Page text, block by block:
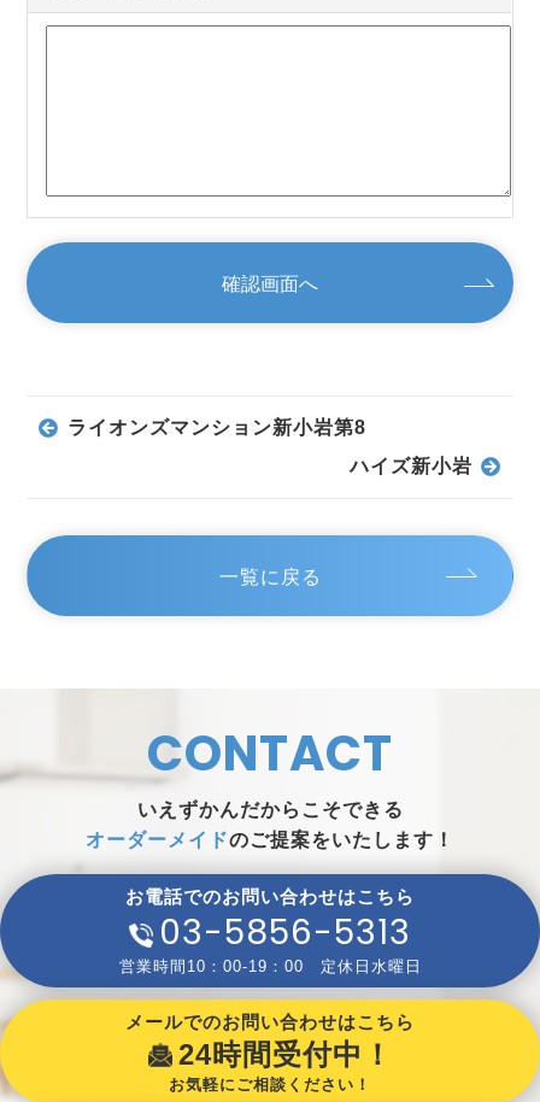
ライオンズマンション新小岩第8
ハイズ新小岩
一覧に戻る
CONTACT
いえずかんだからこそできる
オーダーメイドのご提案をいたします！
お電話でのお問い合わせはこちら
03-5856-5313
営業時間10：00-19：00 定休日水曜日
メールでのお問い合わせはこちら
24時間受付中！
お気軽にご相談ください！